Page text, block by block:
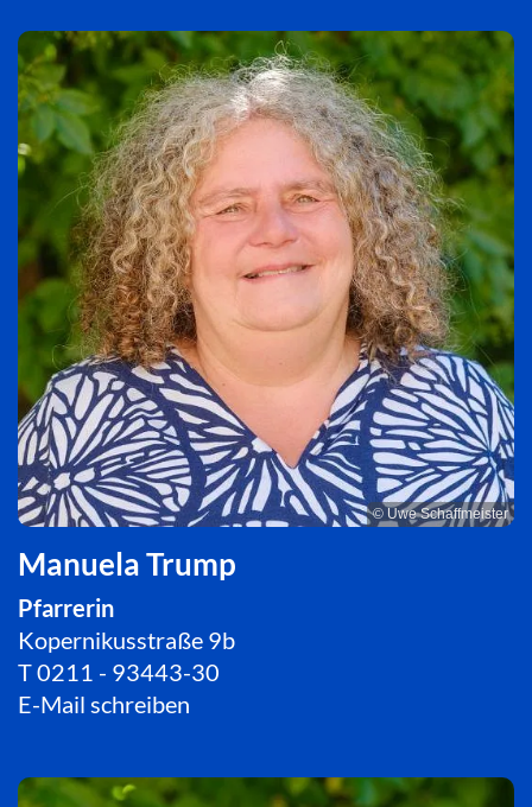
© Uwe Schaffmeister
Manuela Trump
Pfarrerin
Kopernikusstraße 9b
T0211 - 93443-30
E-Mail schreiben